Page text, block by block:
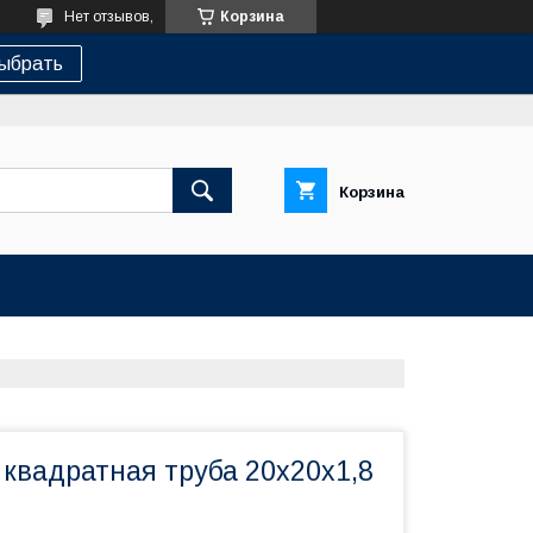
Корзина
Нет отзывов,
Корзина
труба 20х20х1,8